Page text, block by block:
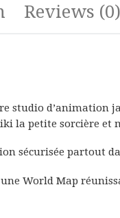
Reviews (0)
studio d’animation
la petite sorcière et
sécurisée partout
World Map